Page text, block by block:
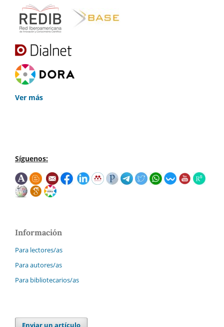
Ver más
Síguenos:
Información
Para lectores/as
Para autores/as
Para bibliotecarios/as
Enviar un artículo